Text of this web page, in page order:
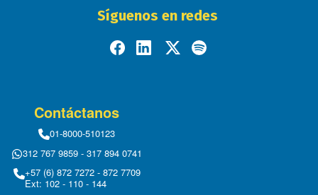
Síguenos en redes
Contáctanos
01-8000-510123
312 767 9859 - 317 894 0741
+57 (6) 872 7272 - 872 7709
Ext: 102 - 110 - 144